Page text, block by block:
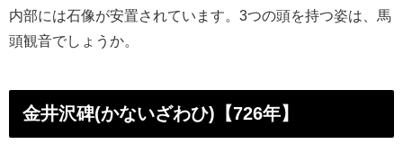
内部には石像が安置されています。3つの頭を持つ姿は、馬
頭観音でしょうか。
金井沢碑(かないざわひ)【726年】